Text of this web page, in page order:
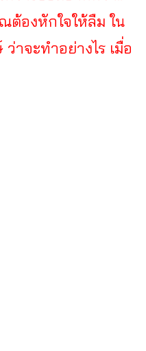
ต้องหักใจให้ลืม ใน
จะทำอย่างไร เมื่อ